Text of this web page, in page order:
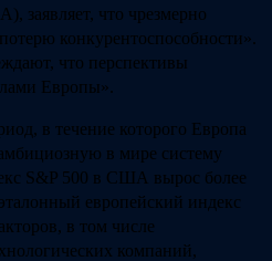
заявляет, что чрезмерно
конкурентоспособности».
что перспективы
Европы».
в течение которого Европа
в мире систему
S&P 500 в США вырос более
европейский индекс
в том числе
компаний,